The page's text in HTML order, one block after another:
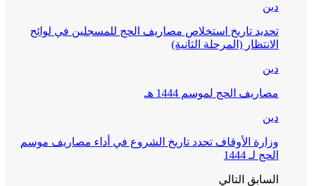
دين
تحديد تاريخ استخلاص مصاريف الحج للمسجلين في لوائح
الانتظار (المرحلة الثانية)
دين
مصاريف الحج لموسم 1444 هـ
دين
وزارة الأوقاف تحدد تاريخ الشروع في أداء مصاريف موسم
الحج لـ 1444
السابق التالي